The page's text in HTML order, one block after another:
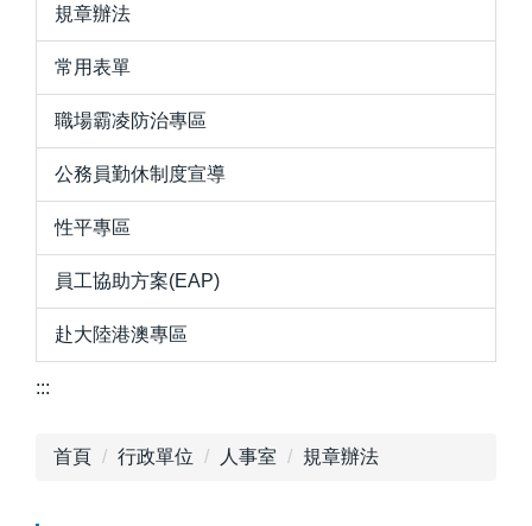
規章辦法
常用表單
職場霸凌防治專區
公務員勤休制度宣導
性平專區
員工協助方案(EAP)
赴大陸港澳專區
:::
首頁 行政單位 人事室 規章辦法